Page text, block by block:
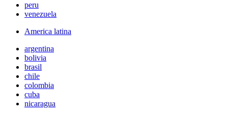
peru
venezuela
America latina
argentina
bolivia
brasil
chile
colombia
cuba
nicaragua